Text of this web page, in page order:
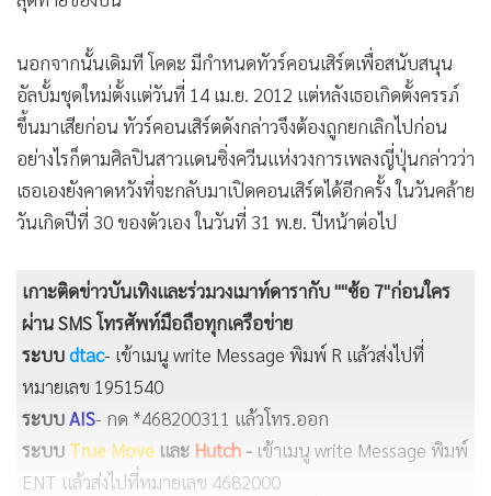
นอกจากนั้นเดิมที โคดะ มีกำหนดทัวร์คอนเสิร์ตเพื่อสนับสนุน
อัลบั้มชุดใหม่ตั้งแต่วันที่ 14 เม.ย. 2012 แต่หลังเธอเกิดตั้งครรภ์
ขึ้นมาเสียก่อน ทัวร์คอนเสิร์ตดังกล่าวจึงต้องถูกยกเลิกไปก่อน
อย่างไรก็ตามศิลปินสาวแดนซิ่งควีนแห่งวงการเพลงญี่ปุ่นกล่าวว่า
เธอเองยังคาดหวังที่จะกลับมาเปิดคอนเสิร์ตได้อีกครั้ง ในวันคล้าย
วันเกิดปีที่ 30 ของตัวเอง ในวันที่ 31 พ.ย. ปีหน้าต่อไป
เกาะติดข่าวบันเทิงและร่วมวงเมาท์ดารากับ ""ซ้อ 7"ก่อนใคร
ผ่าน SMS โทรศัพท์มือถือทุกเครือข่าย
ระบบdtac- เข้าเมนู write Message พิมพ์ R แล้วส่งไปที่
หมายเลข 1951540
ระบบAIS- กด *468200311 แล้วโทร.ออก
ระบบ True Move และ Hutch- เข้าเมนู write Message พิมพ์
ENT แล้วส่งไปที่หมายเลข 4682000